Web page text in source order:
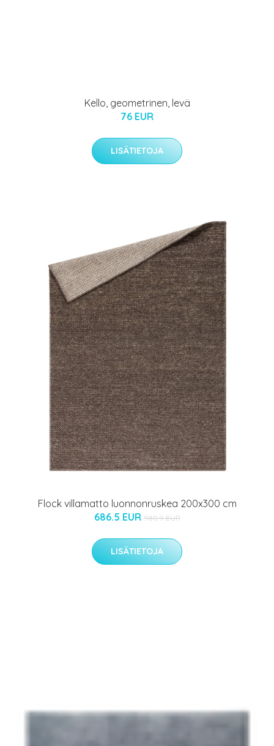
Kello, geometrinen, levä
76 EUR
LISÄTIETOJA
Flock villamatto luonnonruskea 200x300 cm
686.5 EUR 980.9 EUR
LISÄTIETOJA